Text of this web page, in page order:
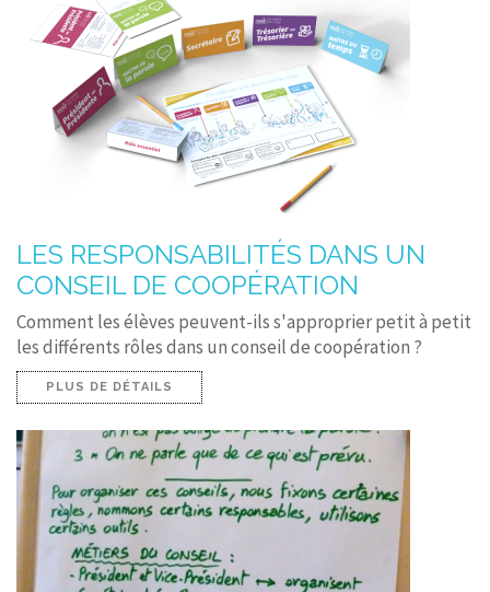
LES RESPONSABILITÉS DANS UN
CONSEIL DE COOPÉRATION
Comment les élèves peuvent-ils s'approprier petit à petit
les différents rôles dans un conseil de coopération ?
PLUS DE DÉTAILS